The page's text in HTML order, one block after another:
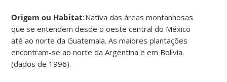
Origem ou Habitat: Nativa das áreas montanhosas
que se entendem desde o oeste central do México
até ao norte da Guatemala. As maiores plantações
encontram-se ao norte da Argentina e em Bolívia.
(dados de 1996).